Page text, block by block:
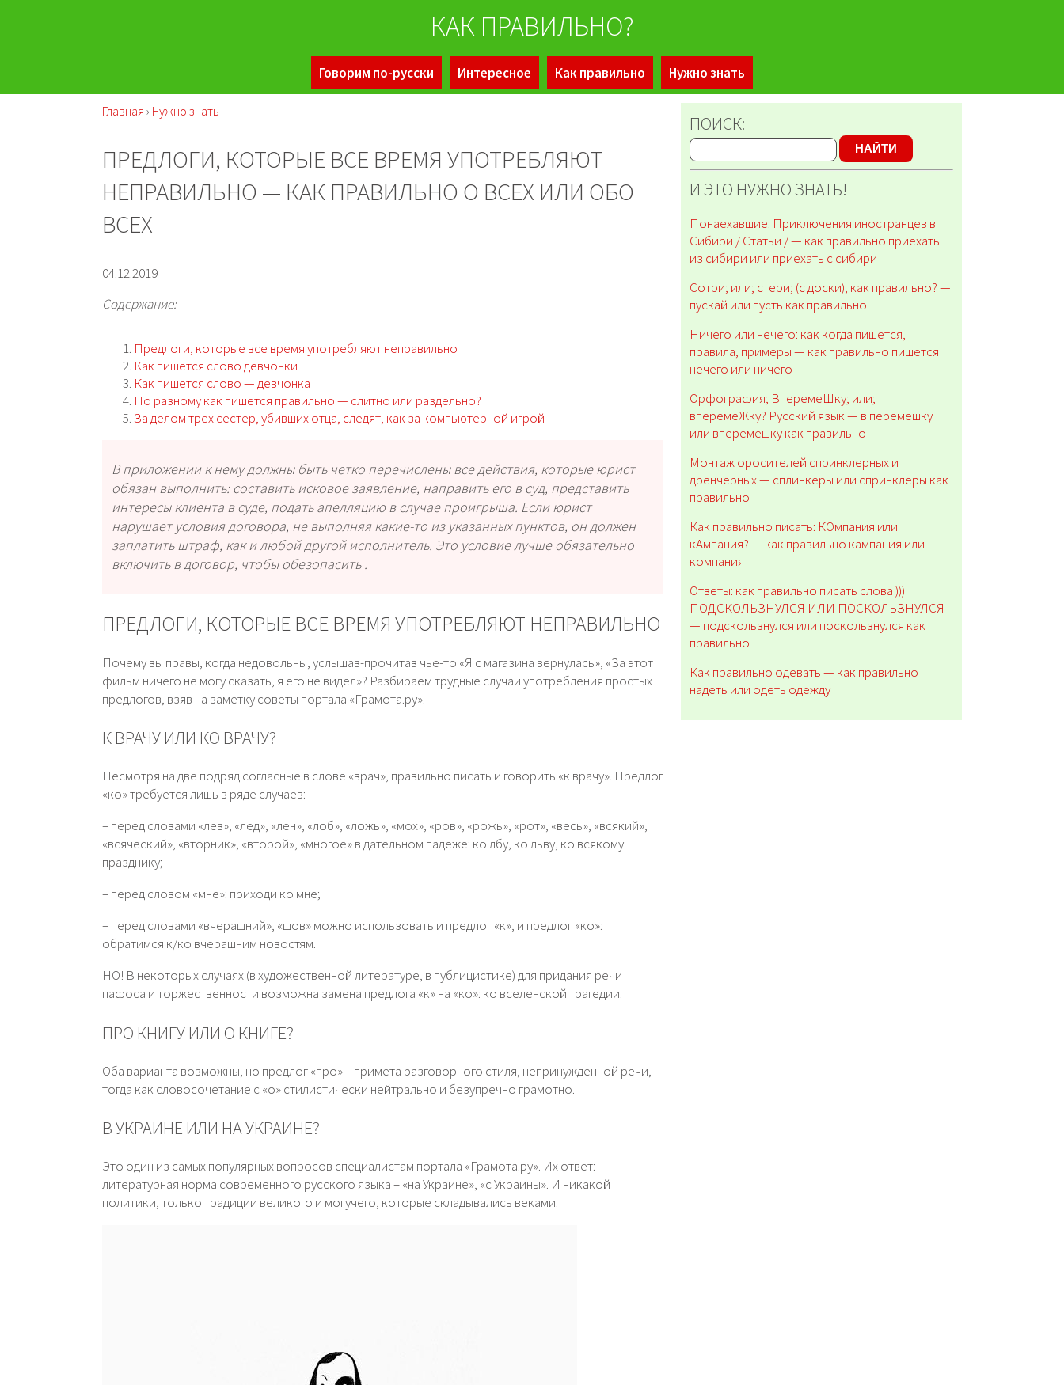
КАК ПРАВИЛЬНО?
Говорим по-русски Интересное Как правильно Нужно знать
Главная › Нужно знать
ПРЕДЛОГИ, КОТОРЫЕ ВСЕ ВРЕМЯ УПОТРЕБЛЯЮТ
НЕПРАВИЛЬНО — КАК ПРАВИЛЬНО О ВСЕХ ИЛИ ОБО
ВСЕХ
04.12.2019
Содержание:
Предлоги, которые все время употребляют неправильно
Как пишется слово девчонки
Как пишется слово — девчонка
По разному как пишется правильно — слитно или раздельно?
За делом трех сестер, убивших отца, следят, как за компьютерной игрой
В приложении к нему должны быть четко перечислены все действия, которые юрист
обязан выполнить: составить исковое заявление, направить его в суд, представить
интересы клиента в суде, подать апелляцию в случае проигрыша. Если юрист
нарушает условия договора, не выполняя какие-то из указанных пунктов, он должен
заплатить штраф, как и любой другой исполнитель. Это условие лучше обязательно
включить в договор, чтобы обезопасить .
ПРЕДЛОГИ, КОТОРЫЕ ВСЕ ВРЕМЯ УПОТРЕБЛЯЮТ НЕПРАВИЛЬНО
Почему вы правы, когда недовольны, услышав-прочитав чье-то «Я с магазина вернулась», «За этот
фильм ничего не могу сказать, я его не видел»? Разбираем трудные случаи употребления простых
предлогов, взяв на заметку советы портала «Грамота.ру».
К ВРАЧУ ИЛИ КО ВРАЧУ?
Несмотря на две подряд согласные в слове «врач», правильно писать и говорить «к врачу». Предлог
«ко» требуется лишь в ряде случаев:
– перед словами «лев», «лед», «лен», «лоб», «ложь», «мох», «ров», «рожь», «рот», «весь», «всякий»,
«всяческий», «вторник», «второй», «многое» в дательном падеже: ко лбу, ко льву, ко всякому
празднику;
– перед словом «мне»: приходи ко мне;
– перед словами «вчерашний», «шов» можно использовать и предлог «к», и предлог «ко»:
обратимся к/ко вчерашним новостям.
НО! В некоторых случаях (в художественной литературе, в публицистике) для придания речи
пафоса и торжественности возможна замена предлога «к» на «ко»: ко вселенской трагедии.
ПРО КНИГУ ИЛИ О КНИГЕ?
Оба варианта возможны, но предлог «про» – примета разговорного стиля, непринужденной речи,
тогда как словосочетание с «о» стилистически нейтрально и безупречно грамотно.
В УКРАИНЕ ИЛИ НА УКРАИНЕ?
Это один из самых популярных вопросов специалистам портала «Грамота.ру». Их ответ:
литературная норма современного русского языка – «на Украине», «с Украины». И никакой
политики, только традиции великого и могучего, которые складывались веками.
ПОИСК:
НАЙТИ
И ЭТО НУЖНО ЗНАТЬ!
Понаехавшие: Приключения иностранцев в
Сибири / Статьи / — как правильно приехать
из сибири или приехать с сибири
Сотри; или; стери; (c доски), как правильно? —
пускай или пусть как правильно
Ничего или нечего: как когда пишется,
правила, примеры — как правильно пишется
нечего или ничего
Орфография; ВперемеШку; или;
вперемеЖку? Русский язык — в перемешку
или вперемешку как правильно
Монтаж оросителей спринклерных и
дренчерных — сплинкеры или спринклеры как
правильно
Как правильно писать: КОмпания или
кАмпания? — как правильно кампания или
компания
Ответы: как правильно писать слова )))
ПОДСКОЛЬЗНУЛСЯ ИЛИ ПОСКОЛЬЗНУЛСЯ
— подскользнулся или поскользнулся как
правильно
Как правильно одевать — как правильно
надеть или одеть одежду